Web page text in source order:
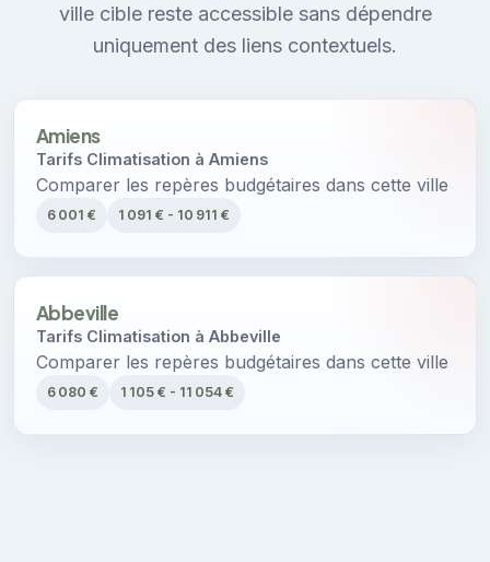
ville cible reste accessible sans dépendre
uniquement des liens contextuels.
Amiens
Tarifs Climatisation à Amiens
Comparer les repères budgétaires dans cette ville
6 001 € 1 091 € - 10 911 €
Abbeville
Tarifs Climatisation à Abbeville
Comparer les repères budgétaires dans cette ville
6 080 € 1 105 € - 11 054 €